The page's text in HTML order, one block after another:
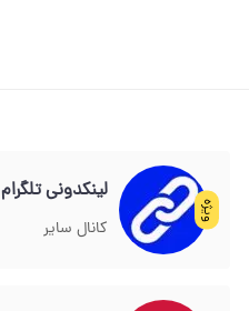
ویژه
لینکدونی تلگرام
کانال سایر